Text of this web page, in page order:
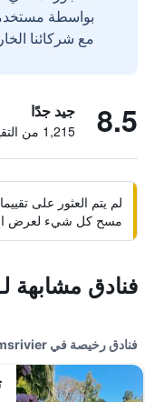
مع شركائنا
8.5 جيد جدًا
1,215 من التقييمات تم التحقق منها
لم يتم العثور على
مسح كل شيء لعرض
فنادق مشابهة
فنادق رخيصة في Stormsrivier